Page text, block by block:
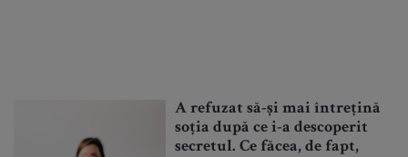
A refuzat să-și mai întrețină
soția după ce i-a descoperit
secretul. Ce făcea, de fapt,